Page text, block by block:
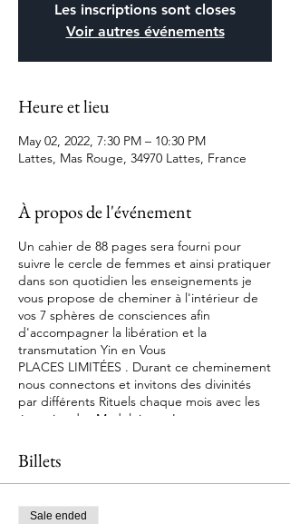
Les inscriptions sont closes
Voir autres événements
Heure et lieu
May 02, 2022, 7:30 PM – 10:30 PM
Lattes, Mas Rouge, 34970 Lattes, France
À propos de l'événement
Un cahier de 88 pages sera fourni pour
suivre le cercle de femmes et ainsi pratiquer
dans son quotidien les enseignements je
vous propose de cheminer à l'intérieur de
vos 7 sphères de consciences afin
d'accompagner la libération et la
transmutation Yin en Vous
PLACES LIMITÉES . Durant ce cheminement
nous connectons et invitons des divinités
par différents Rituels chaque mois avec les
énergies des Madeleines . Les rencontres
se compose d'une Robe rouge et un châle
rouge . Sur le chemin vous rencontrerez
donc: La Rose Rouge Marie Madeleine
Chakra racine La Rose Orange Chakra Sacré
Billets
Sale ended